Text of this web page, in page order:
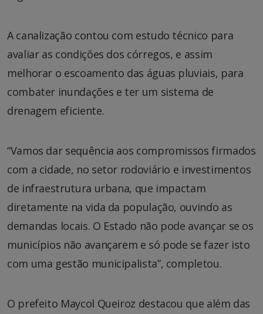
A canalização contou com estudo técnico para
avaliar as condições dos córregos, e assim
melhorar o escoamento das águas pluviais, para
combater inundações e ter um sistema de
drenagem eficiente.
“Vamos dar sequência aos compromissos firmados
com a cidade, no setor rodoviário e investimentos
de infraestrutura urbana, que impactam
diretamente na vida da população, ouvindo as
demandas locais. O Estado não pode avançar se os
municípios não avançarem e só pode se fazer isto
com uma gestão municipalista”, completou.
O prefeito Maycol Queiroz destacou que além das